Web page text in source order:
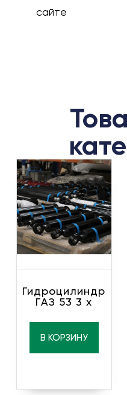
сайте
Гидроцилиндр
ГАЗ 53 3 х
В КОРЗИНУ